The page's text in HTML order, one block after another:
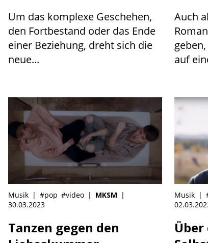
Um das komplexe Geschehen,
den Fortbestand oder das Ende
einer Beziehung, dreht sich die
neue...
Auch
auf
Musik | #pop #video | MKSM |
30.03.2023
Tanzen gegen den
Musik |